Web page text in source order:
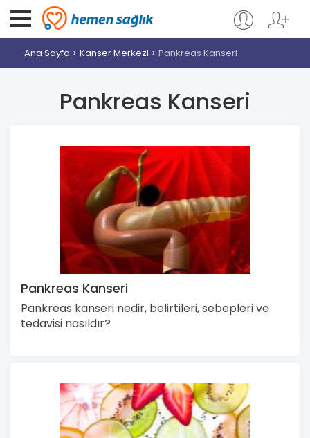
Ana Sayfa Kanser Merkezi Pankreas Kanseri
Pankreas Kanseri
Pankreas Kanseri
Pankreas kanseri nedir, belirtileri, sebepleri ve
tedavisi nasıldır?